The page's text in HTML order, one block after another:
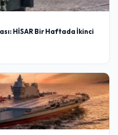
HİSAR Bir Haftada İkinci